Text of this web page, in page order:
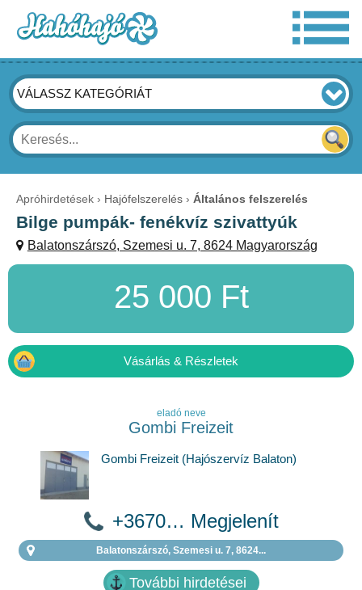
VÁLASSZ KATEGÓRIÁT
Apróhirdetések Hajófelszerelés Általános felszerelés
Bilge pumpák- fenékvíz szivattyúk
Balatonszárszó, Szemesi u. 7, 8624 Magyarország
25 000 Ft
Vásárlás & Részletek
eladó neve
Gombi Freizeit
Gombi Freizeit (Hajószervíz Balaton)
+3670… Megjelenít
Balatonszárszó, Szemesi u. 7, 8624...
További hirdetései